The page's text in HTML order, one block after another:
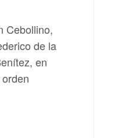
Cebollino,
de la
en